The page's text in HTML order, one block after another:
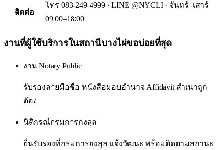
ติดต่อ
โทร 083-249-4999 · LINE @NYCLI · จันทร์–เสาร์
09:00–18:00
งานที่ผู้ใช้บริการในสถานีบางไผ่ขอบ่อยที่สุด
งาน Notary Public
รับรองลายมือชื่อ หนังสือมอบอำนาจ Affidavit สำเนาถูก
ต้อง
นิติกรณ์กรมการกงสุล
ยื่นรับรองที่กรมการกงสุล แจ้งวัฒนะ พร้อมติดตามสถานะ